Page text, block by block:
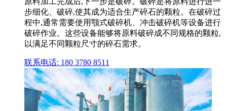
步细化、破碎,使其成为适合生产碎石的颗粒。在破碎过
程中,通常需要使用颚式破碎机、冲击破碎机等设备进行
破碎作业。这些设备能够将原料破碎成不同规格的颗粒,
以满足不同颗粒尺寸的碎石需求。
联系电话: 180 3780 8511